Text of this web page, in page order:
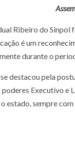
Ribeiro do Sinpol
é um
durante o
destacou pela
poderes Executivo e
estado, sempre